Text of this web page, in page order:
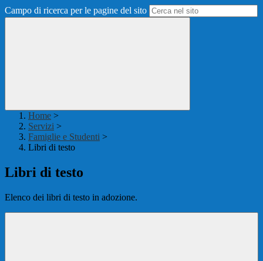
Campo di ricerca per le pagine del sito
Home >
Servizi >
Famiglie e Studenti >
Libri di testo
Libri di testo
Elenco dei libri di testo in adozione.